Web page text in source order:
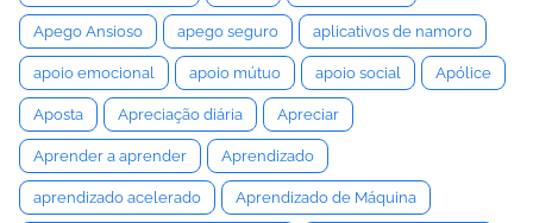
Apego Ansioso apego seguro aplicativos de namoro
apoio emocional apoio mútuo apoio social Apólice
Aposta Apreciação diária Apreciar
Aprender a aprender Aprendizado
aprendizado acelerado Aprendizado de Máquina